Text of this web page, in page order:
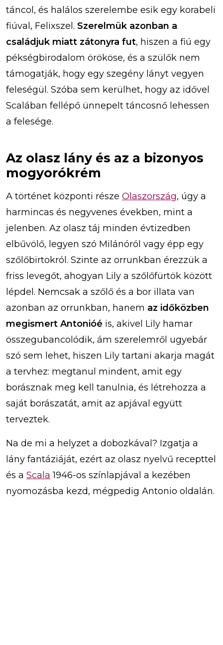
táncol, és halálos szerelembe esik egy korabeli
fiúval, Felixszel. Szerelmük azonban a
családjuk miatt zátonyra fut, hiszen a fiú egy
pékségbirodalom örököse, és a szülők nem
támogatják, hogy egy szegény lányt vegyen
feleségül. Szóba sem kerülhet, hogy az idővel
Scalában fellépő ünnepelt táncosnő lehessen
a felesége.
Az olasz lány és az a bizonyos
mogyorókrém
A történet központi része Olaszország, úgy a
harmincas és negyvenes években, mint a
jelenben. Az olasz táj minden évtizedben
elbűvölő, legyen szó Milánóról vagy épp egy
szőlőbirtokról. Szinte az orrunkban érezzük a
friss levegőt, ahogyan Lily a szőlőfürtök között
lépdel. Nemcsak a szőlő és a bor illata van
azonban az orrunkban, hanem az időközben
megismert Antonióé is, akivel Lily hamar
összegubancolódik, ám szerelemről ugyebár
szó sem lehet, hiszen Lily tartani akarja magát
a tervhez: megtanul mindent, amit egy
borásznak meg kell tanulnia, és létrehozza a
saját borászatát, amit az apjával együtt
terveztek.
Na de mi a helyzet a dobozkával? Izgatja a
lány fantáziáját, ezért az olasz nyelvű recepttel
és a Scala 1946-os színlapjával a kezében
nyomozásba kezd, mégpedig Antonio oldalán.